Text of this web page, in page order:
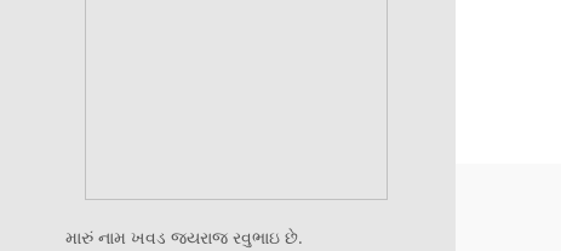
મારું નામ ખવડ જયરાજ રવુભાઇ છે.